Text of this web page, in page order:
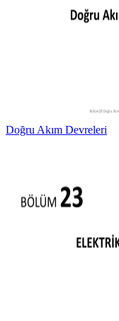
Doğru Akım Devreleri